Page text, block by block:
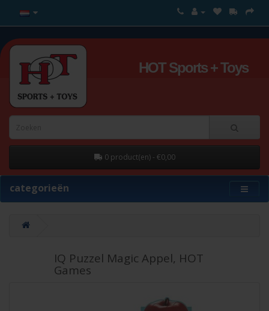
HOT Sports + Toys
0 product(en) - €0,00
categorieën
IQ Puzzel Magic Appel, HOT
Games